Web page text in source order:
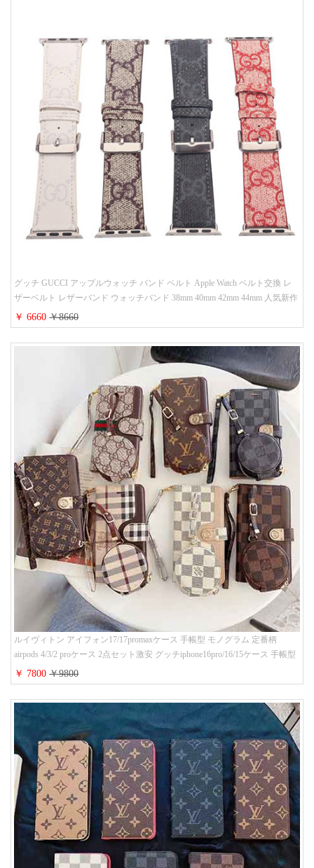
グッチ GUCCI アップルウォッチ バンド ベルト Apple Watch ベルト交換 レ
ザーベルト レザーバンド ウォッチバンド 38mm 40mm 42mm 44mm 人気新作
￥ 6660￥8660
ルイヴィトン アイフォン17/17promaxケース 手帳型 モノグラム 定番柄
airpods 4/3/2 proケース 2点セット激安 グッチiphone16pro/16/15ケース 手帳型
財布カード入り 多機能 ハイ ブランド Galaxy S25/S24/S23手帳カバー おすす
め
￥ 7800￥9800